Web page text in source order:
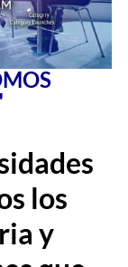
los
y